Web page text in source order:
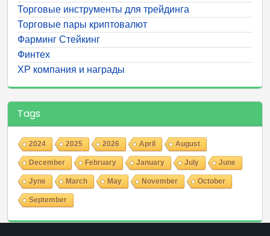
Торговые инструменты для трейдинга
Торговые пары криптовалют
Фарминг Стейкинг
Финтех
ХР компания и награды
Tags
2024 2025 2026 April August
December February January July June
Jyne March May November October
September